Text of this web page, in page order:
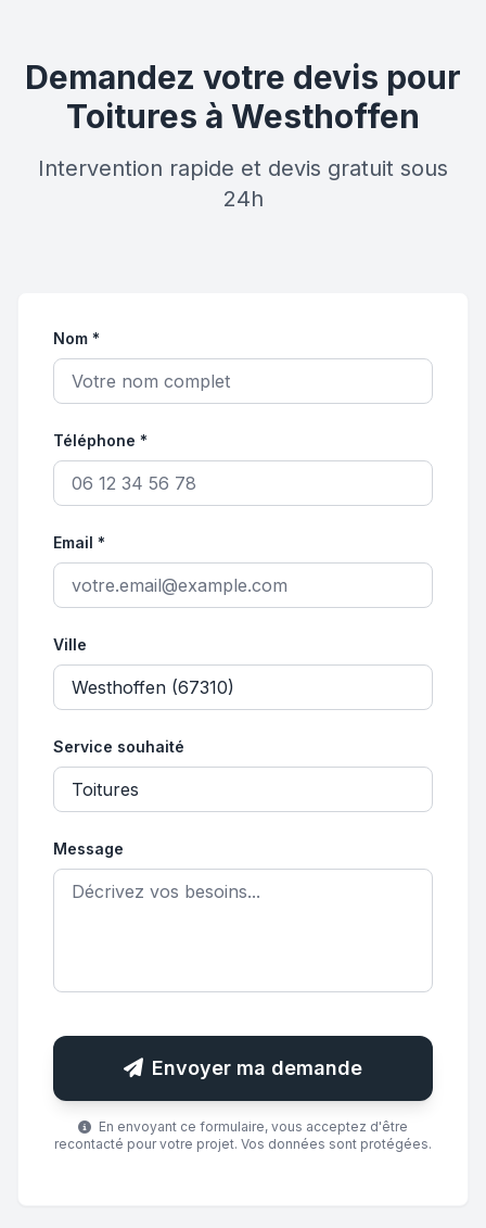
Demandez votre devis pour
Toitures à Westhoffen
Intervention rapide et devis gratuit sous
24h
Nom *
Téléphone *
Email *
Ville
Service souhaité
Message
Envoyer ma demande
En envoyant ce formulaire, vous acceptez d'être
recontacté pour votre projet. Vos données sont protégées.